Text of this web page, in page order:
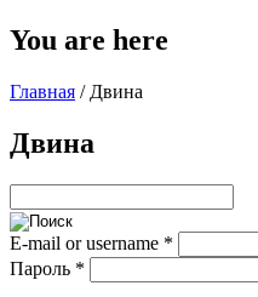
You are here
Главная / Двина
Двина
E-mail or username *
Пароль *